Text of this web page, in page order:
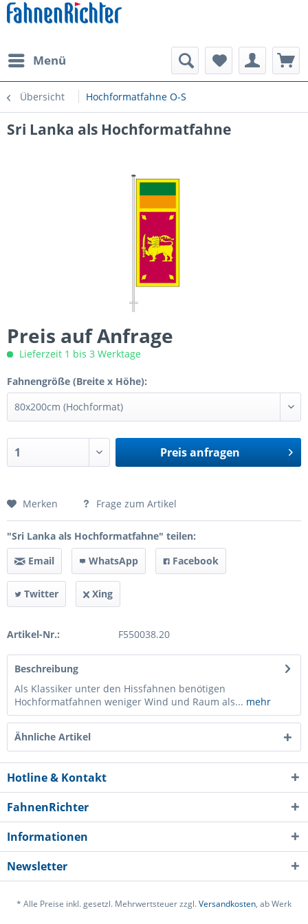
Menü
Übersicht Hochformatfahne O-S
Sri Lanka als Hochformatfahne
Preis auf Anfrage
Lieferzeit 1 bis 3 Werktage
Fahnengröße (Breite x Höhe):
Preis anfragen
Preis anfragen
Merken Frage zum Artikel
"Sri Lanka als Hochformatfahne" teilen:
Email
WhatsApp Facebook
Twitter Xing
Artikel-Nr.: F550038.20
Beschreibung
Als Klassiker unter den Hissfahnen benötigen
Hochformatfahnen weniger Wind und Raum als... mehr
Ähnliche Artikel
Hotline & Kontakt
FahnenRichter
Informationen
Newsletter
* Alle Preise inkl. gesetzl. Mehrwertsteuer zzgl.Versandkosten, ab Werk